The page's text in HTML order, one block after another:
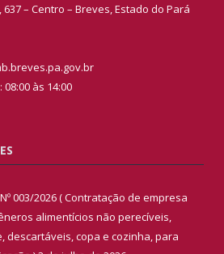
637 – Centro – Breves, Estado do Pará
às 14:00
Nº 003/2026 ( Contratação de empresa
alimentícios não perecíveis,
descartáveis, copa e cozinha, para